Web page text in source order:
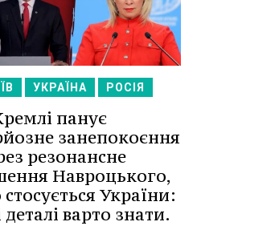
УКРАЇНА РОСІЯ
панує
занепокоєння
резонансне
Навроцького,
України:
деталі варто знати.